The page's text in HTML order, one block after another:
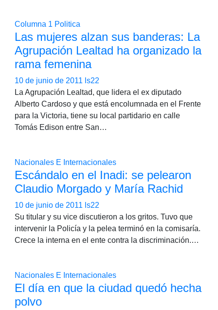
Columna 1 Politica
Las mujeres alzan sus banderas: La
Agrupación Lealtad ha organizado la
rama femenina
10 de junio de 2011 ls22
La Agrupación Lealtad, que lidera el ex diputado
Alberto Cardoso y que está encolumnada en el Frente
para la Victoria, tiene su local partidario en calle
Tomás Edison entre San…
Nacionales E Internacionales
Escándalo en el Inadi: se pelearon
Claudio Morgado y María Rachid
10 de junio de 2011 ls22
Su titular y su vice discutieron a los gritos. Tuvo que
intervenir la Policía y la pelea terminó en la comisaría.
Crece la interna en el ente contra la discriminación.…
Nacionales E Internacionales
El día en que la ciudad quedó hecha
polvo